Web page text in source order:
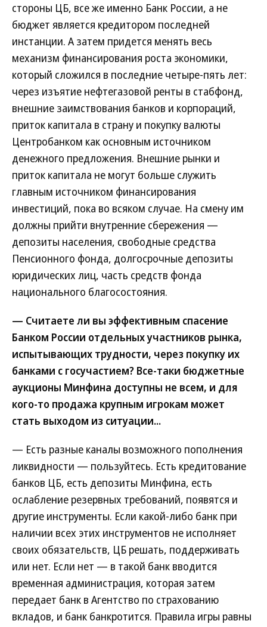
стороны ЦБ, все же именно Банк России, а не
бюджет является кредитором последней
инстанции. А затем придется менять весь
механизм финансирования роста экономики,
который сложился в последние четыре-пять лет:
через изъятие нефтегазовой ренты в стабфонд,
внешние заимствования банков и корпораций,
приток капитала в страну и покупку валюты
Центробанком как основным источником
денежного предложения. Внешние рынки и
приток капитала не могут больше служить
главным источником финансирования
инвестиций, пока во всяком случае. На смену им
должны прийти внутренние сбережения —
депозиты населения, свободные средства
Пенсионного фонда, долгосрочные депозиты
юридических лиц, часть средств фонда
национального благосостояния.
— Считаете ли вы эффективным спасение
Банком России отдельных участников рынка,
испытывающих трудности, через покупку их
банками с госучастием? Все-таки бюджетные
аукционы Минфина доступны не всем, и для
кого-то продажа крупным игрокам может
стать выходом из ситуации...
— Есть разные каналы возможного пополнения
ликвидности — пользуйтесь. Есть кредитование
банков ЦБ, есть депозиты Минфина, есть
ослабление резервных требований, появятся и
другие инструменты. Если какой-либо банк при
наличии всех этих инструментов не исполняет
своих обязательств, ЦБ решать, поддерживать
или нет. Если нет — в такой банк вводится
временная администрация, которая затем
передает банк в Агентство по страхованию
вкладов, и банк банкротится. Правила игры равны